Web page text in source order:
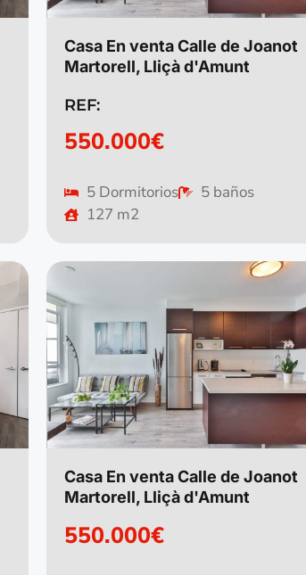
Casa En venta Calle de Joanot
Martorell, Lliçà d'Amunt
REF:
550.000€
5 Dormitorios
5 baños
127 m2
Casa En venta Calle de Joanot
Martorell, Lliçà d'Amunt
550.000€